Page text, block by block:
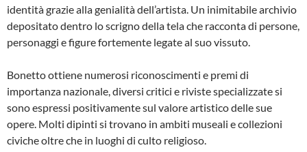
identità grazie alla genialità dell’artista. Un inimitabile archivio
depositato dentro lo scrigno della tela che racconta di persone,
personaggi e figure fortemente legate al suo vissuto.
Bonetto ottiene numerosi riconoscimenti e premi di
importanza nazionale, diversi critici e riviste specializzate si
sono espressi positivamente sul valore artistico delle sue
opere. Molti dipinti si trovano in ambiti museali e collezioni
civiche oltre che in luoghi di culto religioso.